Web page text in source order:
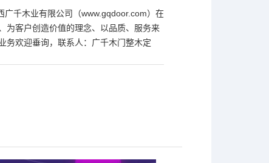
千木业有限公司（www.gqdoor.com）在
为客户创造价值的理念、以品质、服务来
欢迎垂询，联系人： 广千木门整木定